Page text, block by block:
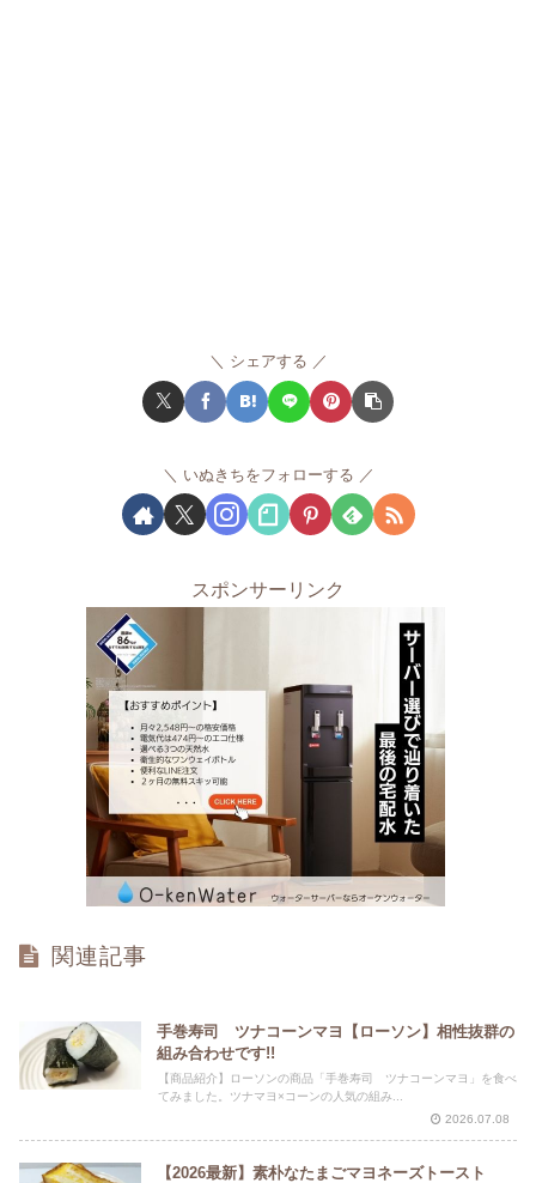
シェアする
いぬきちをフォローする
スポンサーリンク
関連記事
手巻寿司 ツナコーンマヨ【ローソン】相性抜群の
組み合わせです!!
【商品紹介】ローソンの商品「手巻寿司 ツナコーンマヨ」を食べ
てみました。ツナマヨ×コーンの人気の組み...
2026.07.08
【2026最新】素朴なたまごマヨネーズトースト